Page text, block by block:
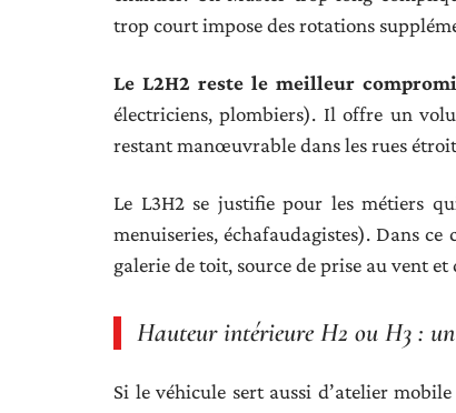
trop court impose des rotations
Le L2H2 reste le meilleur
électriciens, plombiers). Il offre un
restant manœuvrable dans les rues
Le L3H2 se justifie pour les métiers
menuiseries, échafaudagistes). Dans
galerie de toit, source de prise au vent
Hauteur intérieure H2 ou H3 :
Si le véhicule sert aussi d’atelier